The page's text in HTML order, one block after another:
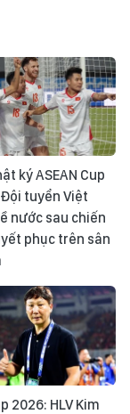
ký ASEAN Cup
tuyển Việt
nước sau chiến
phục trên sân
2026: HLV Kim